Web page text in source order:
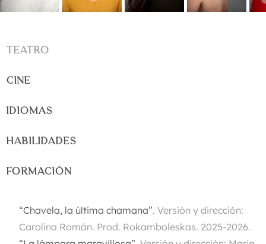
TEATRO
CINE
IDIOMAS
HABILIDADES
FORMACIÓN
“Chavela, la última chamana”. Versión y dirección:
Carolina Román. Prod. Rokamboleskas. 2025-2026.